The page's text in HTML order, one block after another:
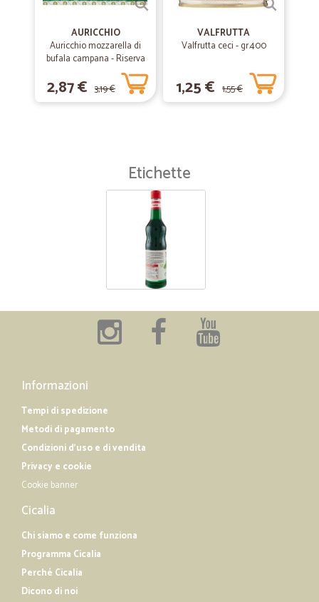
AURICCHIO
Auricchio mozzarella di
bufala campana - Riserva
esclusiva gr.125
2,87 € 3,19 €
VALFRUTTA
Valfrutta ceci - gr.400
1,25 € 1,55 €
Etichette
Informazioni
Tempi di spedizione
Metodi di pagamento
Condizioni d'uso e di vendita
Privacy e cookie
Cookie banner
Cicalia
Chi siamo e come funziona
Programma Cicalia
Perché Cicalia
Dicono di noi